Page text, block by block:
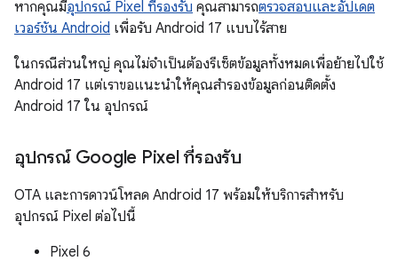
หากคุณมีอุปกรณ์ Pixel ที่รองรับ คุณสามารถตรวจสอบและอัปเดต
เวอร์ชัน Android เพื่อรับ Android 17 แบบไร้สาย
ในกรณีส่วนใหญ่ คุณไม่จำเป็นต้องรีเซ็ตข้อมูลทั้งหมดเพื่อย้ายไปใช้
Android 17 แต่เราขอแนะนำให้คุณสำรองข้อมูลก่อนติดตั้ง
Android 17 ใน อุปกรณ์
อุปกรณ์ Google Pixel ที่รองรับ
OTA และการดาวน์โหลด Android 17 พร้อมให้บริการสำหรับ
อุปกรณ์ Pixel ต่อไปนี้
Pixel 6